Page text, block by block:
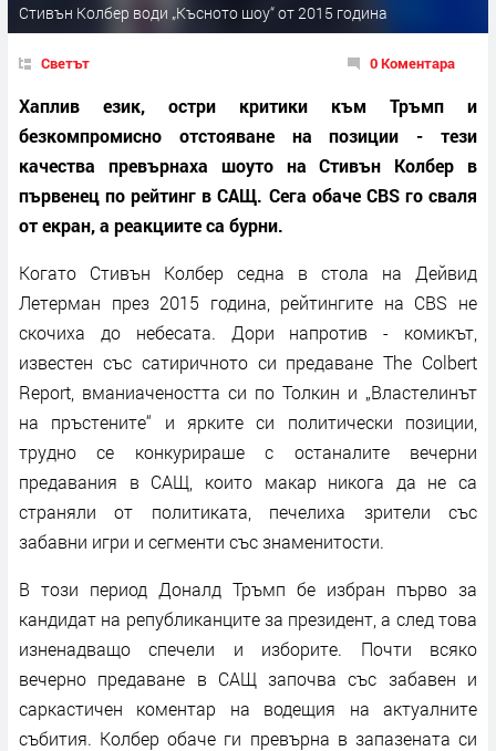
Стивън Колбер води „Късното шоу“ от 2015 година
Светът 0 Коментара
Хаплив език, остри критики към Тръмп и
безкомпромисно отстояване на позиции - тези
качества превърнаха шоуто на Стивън Колбер в
първенец по рейтинг в САЩ. Сега обаче CBS го сваля
от екран, а реакциите са бурни.
Когато Стивън Колбер седна в стола на Дейвид
Летерман през 2015 година, рейтингите на CBS не
скочиха до небесата. Дори напротив - комикът,
известен със сатиричното си предаване The Colbert
Report, вманиачеността си по Толкин и „Властелинът
на пръстените“ и ярките си политически позиции,
трудно се конкурираше с останалите вечерни
предавания в САЩ, които макар никога да не са
страняли от политиката, печелиха зрители със
забавни игри и сегменти със знаменитости.
В този период Доналд Тръмп бе избран първо за
кандидат на републиканците за президент, а след това
изненадващо спечели и изборите. Почти всяко
вечерно предаване в САЩ започва със забавен и
саркастичен коментар на водещия на актуалните
събития. Колбер обаче ги превърна в запазената си